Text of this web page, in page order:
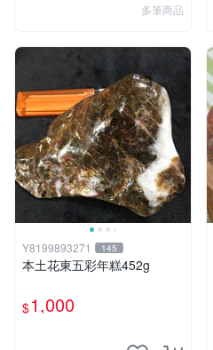
多筆商品
Y8199893271 145
本土花東五彩年糕452g
$1,000